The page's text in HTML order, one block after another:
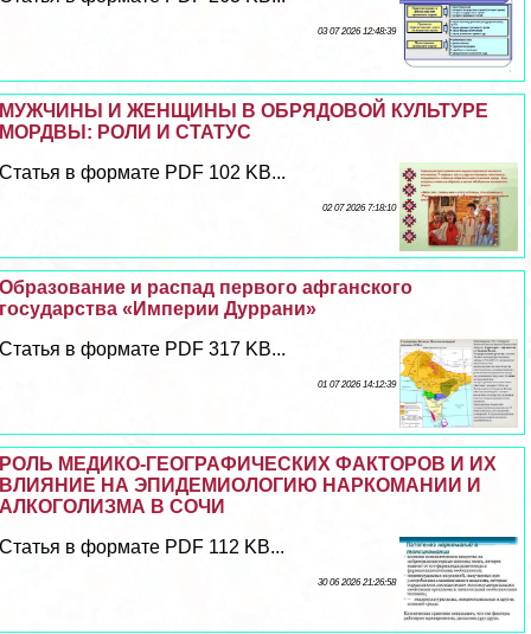
03 07 2026 12:48:39
МУЖЧИНЫ И ЖЕНЩИНЫ В ОБРЯДОВОЙ КУЛЬТУРЕ
МОРДВЫ: РОЛИ И СТАТУС
Статья в формате PDF 102 KB...
02 07 2026 7:18:10
Образование и распад первого афганского
государства «Империи Дуррани»
Статья в формате PDF 317 KB...
01 07 2026 14:12:39
РОЛЬ МЕДИКО-ГЕОГРАФИЧЕСКИХ ФАКТОРОВ И ИХ
ВЛИЯНИЕ НА ЭПИДЕМИОЛОГИЮ НАРКОМАНИИ И
АЛКОГОЛИЗМА В СОЧИ
Статья в формате PDF 112 KB...
30 06 2026 21:26:58